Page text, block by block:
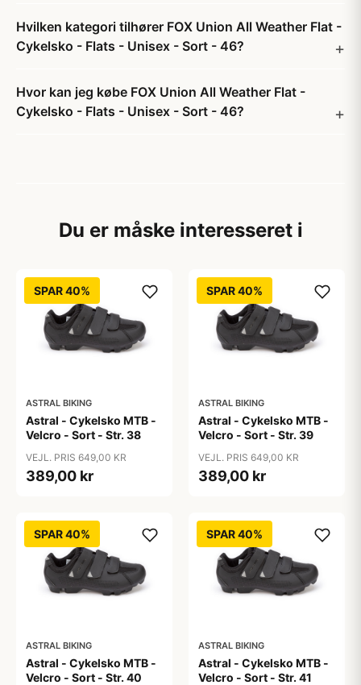
Hvilken kategori tilhører FOX Union All Weather Flat -
Cykelsko - Flats - Unisex - Sort - 46?
Hvor kan jeg købe FOX Union All Weather Flat -
Cykelsko - Flats - Unisex - Sort - 46?
Du er måske interesseret i
SPAR 40%
ASTRAL BIKING
Astral - Cykelsko MTB -
Velcro - Sort - Str. 38
VEJL. PRIS 649,00 KR
389,00 kr
SPAR 40%
ASTRAL BIKING
Astral - Cykelsko MTB -
Velcro - Sort - Str. 39
VEJL. PRIS 649,00 KR
389,00 kr
SPAR 40%
ASTRAL BIKING
Astral - Cykelsko MTB -
Velcro - Sort - Str. 40
SPAR 40%
ASTRAL BIKING
Astral - Cykelsko MTB -
Velcro - Sort - Str. 41